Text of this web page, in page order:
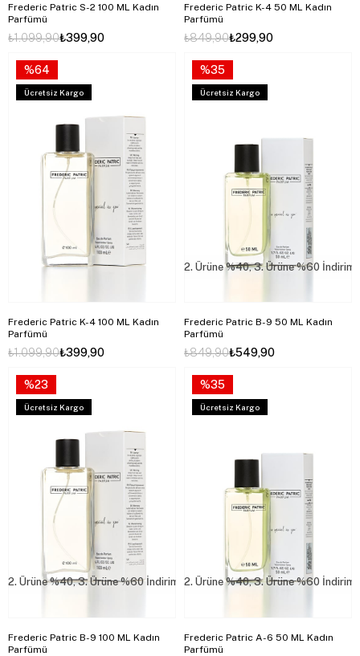
Frederic Patric S-2 100 ML Kadın
Parfümü
₺399,90
₺1.099,90
Frederic Patric K-4 50 ML Kadın
Parfümü
₺299,90
₺849,90
Frederic Patric K-4 100 ML Kadın
Parfümü
₺399,90
₺1.099,90
%64
Ücretsiz Kargo
Frederic Patric B-9 50 ML Kadın
Parfümü
₺549,90
₺849,90
2. Ürüne %40, 3. Ürüne %60 İndirim
%35
Ücretsiz Kargo
Frederic Patric B-9 100 ML Kadın
Parfümü
2. Ürüne %40, 3. Ürüne %60 İndirim
%23
Ücretsiz Kargo
Frederic Patric A-6 50 ML Kadın
Parfümü
2. Ürüne %40, 3. Ürüne %60 İndirim
%35
Ücretsiz Kargo